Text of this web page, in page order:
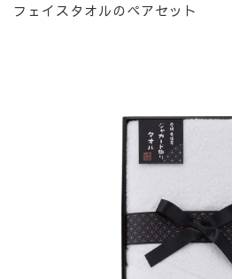
フェイスタオルのペアセット